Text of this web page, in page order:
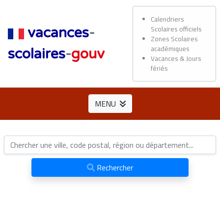
vacances-
scolaires-gouv
Calendriers
Scolaires officiels
Zones Scolaires
académiques
Vacances & Jours
fériés
MENU
Rechercher